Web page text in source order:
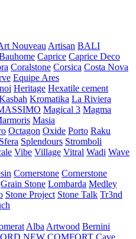
Nouveau Artisan BALI
Caprice Caprice Deco
Coralstone Corsica Costa Nova
Equipe Ares
Heritage Hexatile cement
Kromatika La Riviera
Magical 3 Magma
Masia
Octagon Oxide Porto Raku
Sfera Splendours Stromboli
Vibe Village Vitral Wadi Wave
Cornerstone Cornerstone
Grain Stone Lombarda Medley
Stone Project Stone Talk Tr3nd
Alba Artwood Bernini